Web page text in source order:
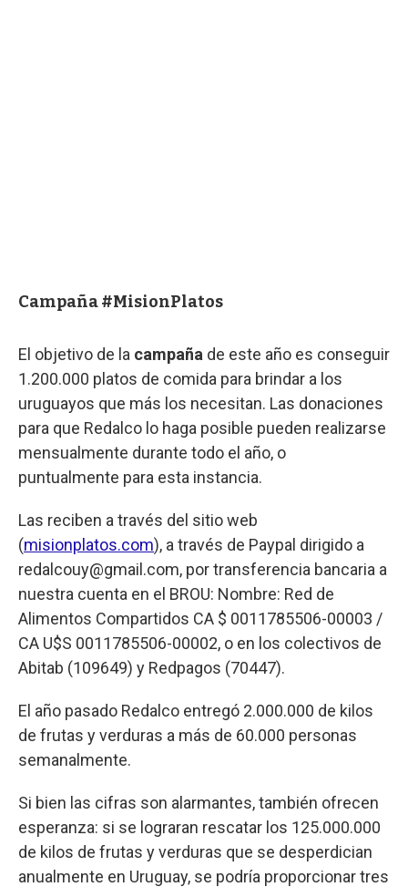
Campaña #MisionPlatos
El objetivo de la campaña de este año es conseguir
1.200.000 platos de comida para brindar a los
uruguayos que más los necesitan. Las donaciones
para que Redalco lo haga posible pueden realizarse
mensualmente durante todo el año, o
puntualmente para esta instancia.
Las reciben a través del sitio web
(misionplatos.com), a través de Paypal dirigido a
redalcouy@gmail.com, por transferencia bancaria a
nuestra cuenta en el BROU: Nombre: Red de
Alimentos Compartidos CA $ 0011785506-00003 /
CA U$S 0011785506-00002, o en los colectivos de
Abitab (109649) y Redpagos (70447).
El año pasado Redalco entregó 2.000.000 de kilos
de frutas y verduras a más de 60.000 personas
semanalmente.
Si bien las cifras son alarmantes, también ofrecen
esperanza: si se lograran rescatar los 125.000.000
de kilos de frutas y verduras que se desperdician
anualmente en Uruguay, se podría proporcionar tres